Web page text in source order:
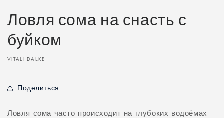
Ловля сома на снасть с
буйком
VITALI DALKE
Поделиться
Ловля сома часто происходит на глубоких водоёмах